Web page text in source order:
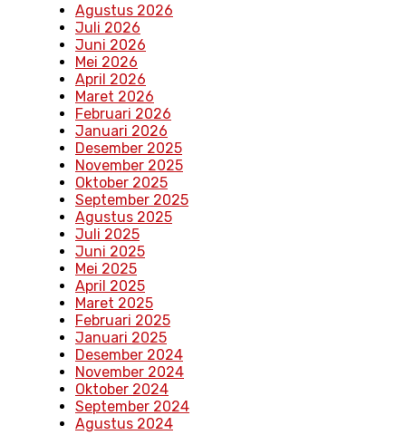
Agustus 2026
Juli 2026
Juni 2026
Mei 2026
April 2026
Maret 2026
Februari 2026
Januari 2026
Desember 2025
November 2025
Oktober 2025
September 2025
Agustus 2025
Juli 2025
Juni 2025
Mei 2025
April 2025
Maret 2025
Februari 2025
Januari 2025
Desember 2024
November 2024
Oktober 2024
September 2024
Agustus 2024